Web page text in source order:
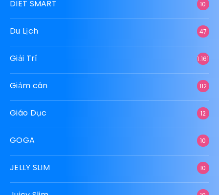
DIET SMART 10
Du Lịch 47
Giải Trí 1.161
Giảm cân 112
Giáo Dục 12
GOGA 10
JELLY SLIM 10